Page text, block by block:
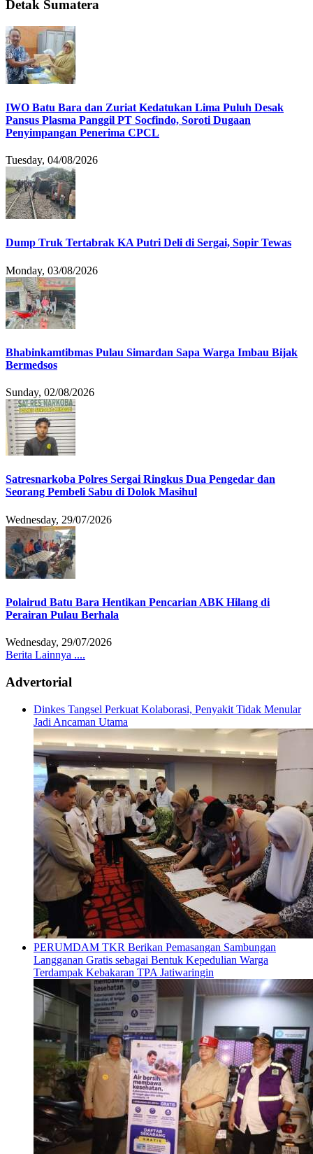
Detak Sumatera
IWO Batu Bara dan Zuriat Kedatukan Lima Puluh Desak
Pansus Plasma Panggil PT Socfindo, Soroti Dugaan
Penyimpangan Penerima CPCL
Tuesday, 04/08/2026
Dump Truk Tertabrak KA Putri Deli di Sergai, Sopir Tewas
Monday, 03/08/2026
Bhabinkamtibmas Pulau Simardan Sapa Warga Imbau Bijak
Bermedsos
Sunday, 02/08/2026
Satresnarkoba Polres Sergai Ringkus Dua Pengedar dan
Seorang Pembeli Sabu di Dolok Masihul
Wednesday, 29/07/2026
Polairud Batu Bara Hentikan Pencarian ABK Hilang di
Perairan Pulau Berhala
Wednesday, 29/07/2026
Berita Lainnya ....
Advertorial
Dinkes Tangsel Perkuat Kolaborasi, Penyakit Tidak Menular
Jadi Ancaman Utama
PERUMDAM TKR Berikan Pemasangan Sambungan
Langganan Gratis sebagai Bentuk Kepedulian Warga
Terdampak Kebakaran TPA Jatiwaringin